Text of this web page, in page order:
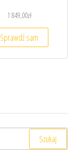
1 849,00zł
Sprawdź sam